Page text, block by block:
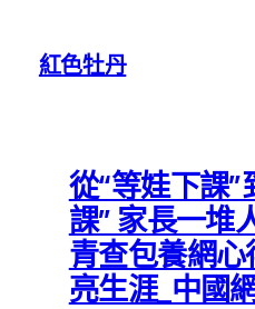
紅色牡丹
從“等娃下課”
課” 家長一堆
青查包養網
亮生涯_中國網